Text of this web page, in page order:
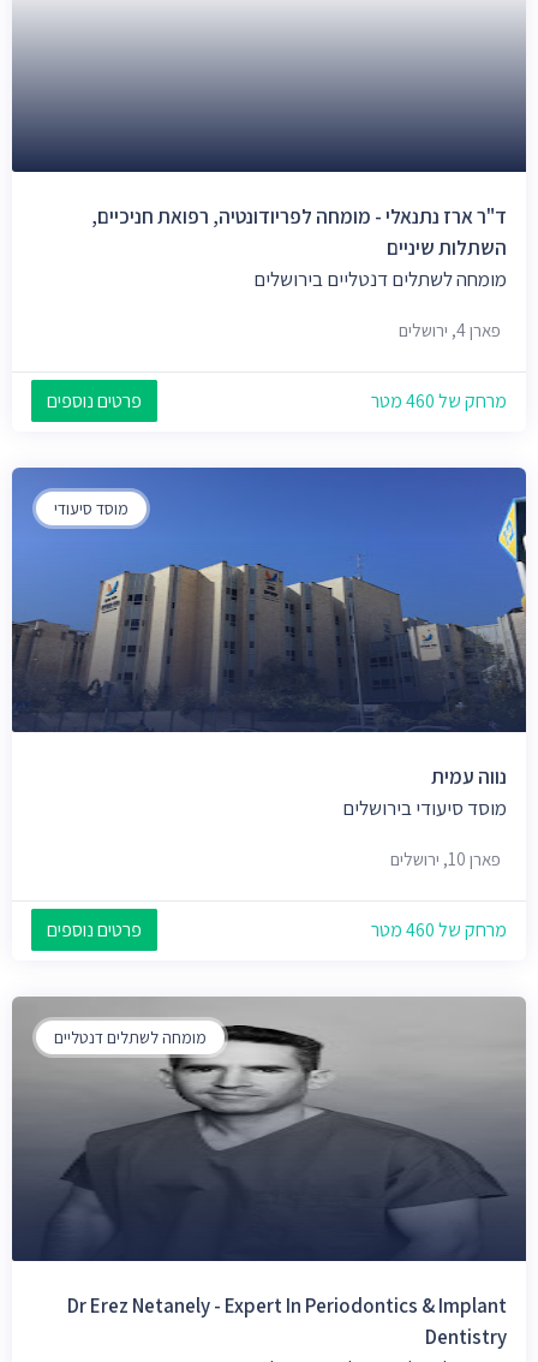
ד"ר ארז נתנאלי - מומחה לפריודונטיה, רפואת חניכיים,
השתלות שיניים
מומחה לשתלים דנטליים בירושלים
פארן 4, ירושלים
מרחק של 460 מטר פרטים נוספים
מוסד סיעודי
נווה עמית
מוסד סיעודי בירושלים
פארן 10, ירושלים
מרחק של 460 מטר פרטים נוספים
מומחה לשתלים דנטליים
Dr Erez Netanely - Expert In Periodontics & Implant
Dentistry